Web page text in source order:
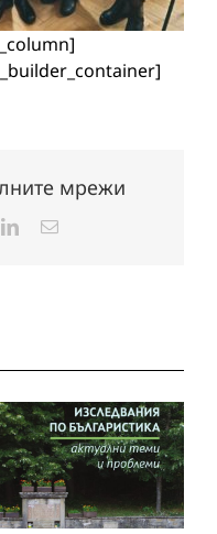
мрежи
LinkedInЕлектронна